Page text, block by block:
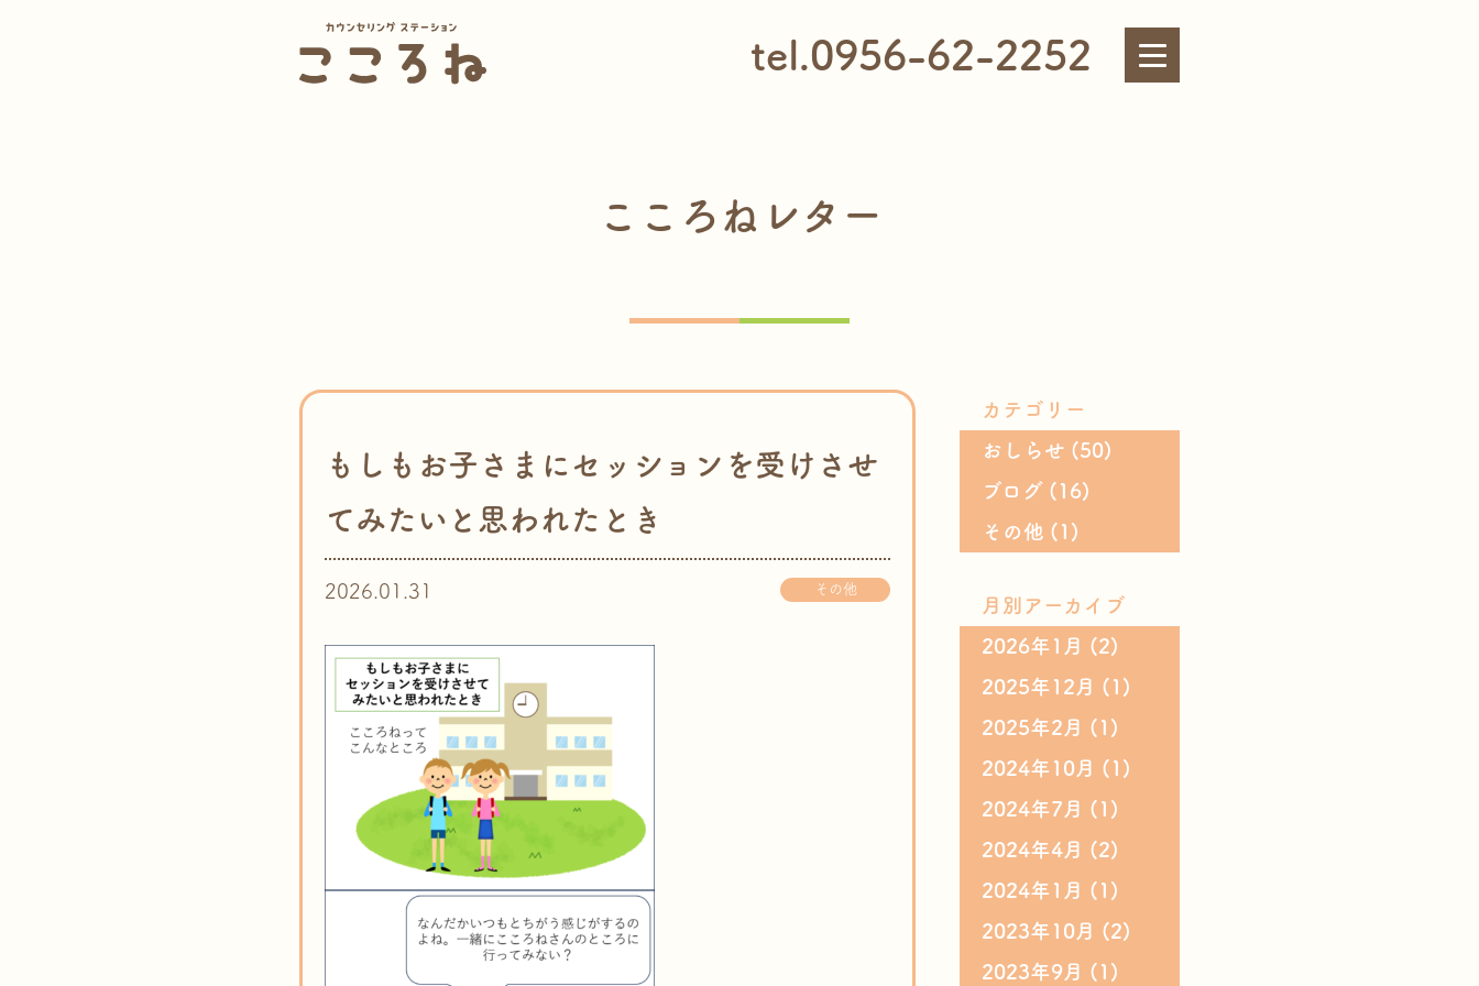
tel.0956-62-2252
こころねレター
もしもお子さまにセッションを受けさせ
てみたいと思われたとき
2026.01.31 その他
カテゴリー
おしらせ (50)
ブログ (16)
その他 (1)
月別アーカイブ
2026年1月 (2)
2025年12月 (1)
2025年2月 (1)
2024年10月 (1)
2024年7月 (1)
2024年4月 (2)
2024年1月 (1)
2023年10月 (2)
2023年9月 (1)